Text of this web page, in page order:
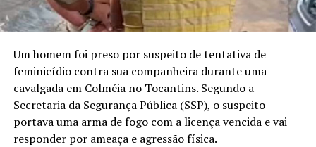
Um homem foi preso por suspeito de tentativa de
feminicídio contra sua companheira durante uma
cavalgada em Colméia no Tocantins. Segundo a
Secretaria da Segurança Pública (SSP), o suspeito
portava uma arma de fogo com a licença vencida e vai
responder por ameaça e agressão física.